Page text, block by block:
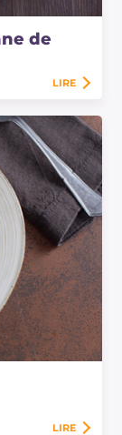
de
LIRE
LIRE